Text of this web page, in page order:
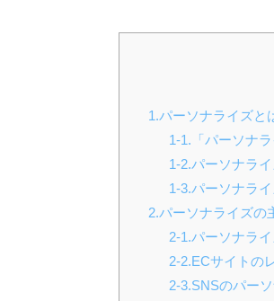
1.パーソナライズと
1-1.「パーソナ
1-2.パーソナラ
1-3.パーソナラ
2.パーソナライズの
2-1.パーソナラ
2-2.ECサイトの
2-3.SNSのパー